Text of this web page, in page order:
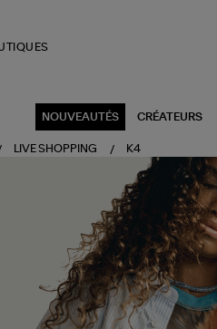
NOUVEAUTÉS CRÉATEURS
LIVE SHOPPING K4